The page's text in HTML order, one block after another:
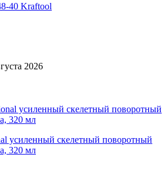
40 Kraftool
2026
усиленный cкелетный поворотный
320 мл